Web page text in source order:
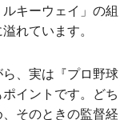
キーウェイ」の組
れています。
、実は『プロ野球
イントです。どち
そのときの監督経